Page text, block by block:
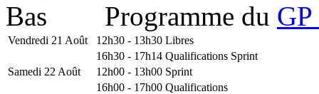
Programme du
Vendredi 21 Août 12h30 - 13h30 Libres
16h30 - 17h14 Qualifications Sprint
Samedi 22 Août
12h00 - 13h00 Sprint
16h00 - 17h00 Qualifications